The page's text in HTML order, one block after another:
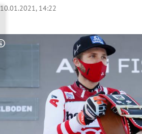
Untermenü
Untermenü
Untermenü
10.01.2021, 14:22
Copyright-Hinweis öffnen/schließen